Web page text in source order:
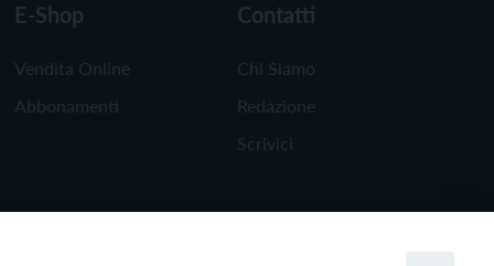
E-Shop
Vendita Online
Abbonamenti
Contatti
Chi Siamo
Redazione
Scrivici